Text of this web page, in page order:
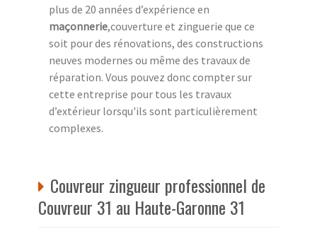
plus de 20 années d’expérience en
maçonnerie,couverture et zinguerie que ce
soit pour des rénovations, des constructions
neuves modernes ou même des travaux de
réparation. Vous pouvez donc compter sur
cette entreprise pour tous les travaux
d’extérieur lorsqu'ils sont particulièrement
complexes.
Couvreur zingueur professionnel de
Couvreur 31 au Haute-Garonne 31